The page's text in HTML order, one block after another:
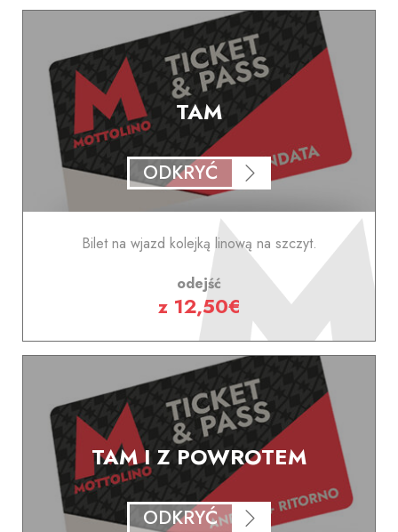
TAM
ODKRYĆ
Bilet na wjazd kolejką linową na szczyt.
odejść
z 12,50€
TAM I Z POWROTEM
ODKRYĆ